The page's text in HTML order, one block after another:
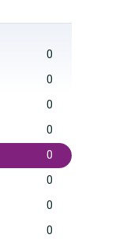
0
0
0
0
0
0
0
0